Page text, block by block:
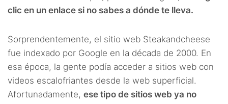
clic en un enlace si no sabes a dónde te lleva.
Sorprendentemente, el sitio web Steakandcheese
fue indexado por Google en la década de 2000. En
esa época, la gente podía acceder a sitios web con
videos escalofriantes desde la web superficial.
Afortunadamente, ese tipo de sitios web ya no